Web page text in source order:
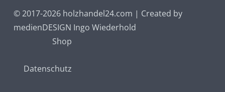
© 2017-2026 holzhandel24.com | Created by
medienDESIGN Ingo Wiederhold
Shop
Datenschutz